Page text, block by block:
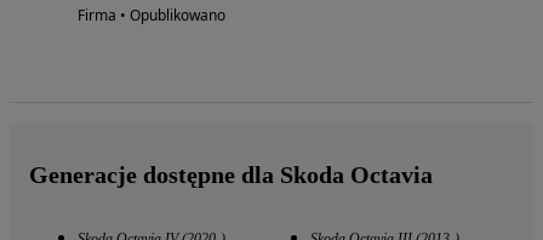
Firma • Opublikowano
Generacje dostępne dla Skoda Octavia